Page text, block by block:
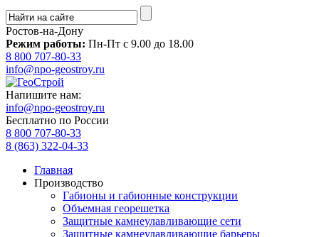
Ростов-на-Дону
Режим работы: Пн-Пт с 9.00 до 18.00
8 800 707-80-33
info@npo-geostroy.ru
Напишите нам:
info@npo-geostroy.ru
Бесплатно по России
8 800 707-80-33
8 (863) 322-04-33
Главная
Производство
Габионы и габионные конструкции
Объемная георешетка
Защитные камнеулавливающие сети
Защитные камнеулавливающие барьеры